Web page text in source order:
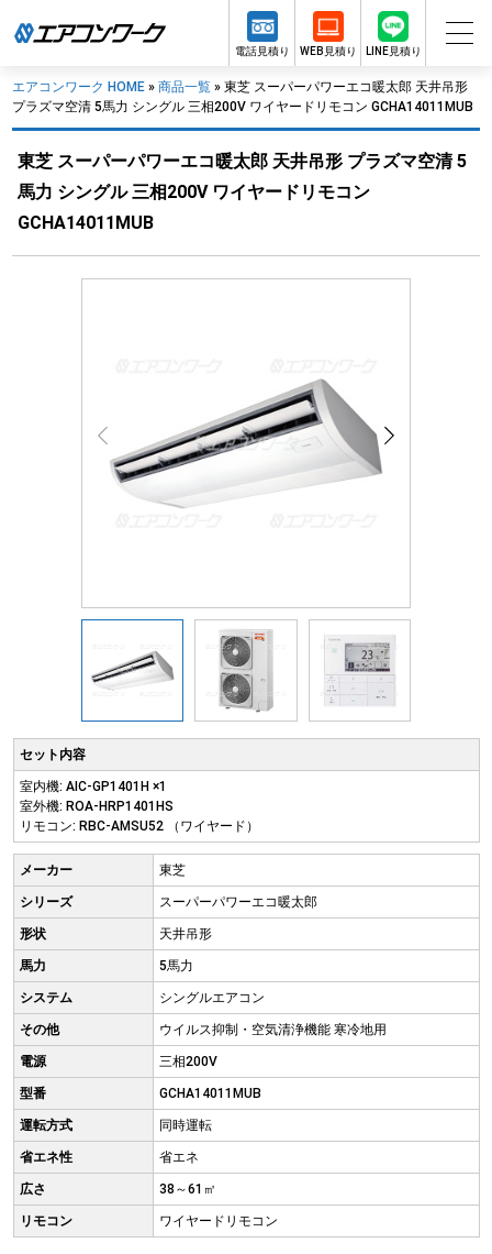
電話見積り WEB見積り LINE見積り
エアコンワーク HOME » 商品一覧 » 東芝 スーパーパワーエコ暖太郎 天井吊形
プラズマ空清 5馬力 シングル 三相200V ワイヤードリモコン GCHA14011MUB
東芝 スーパーパワーエコ暖太郎 天井吊形 プラズマ空清 5
馬力 シングル 三相200V ワイヤードリモコン
GCHA14011MUB
セット内容
室内機: AIC-GP1401H ×1
室外機: ROA-HRP1401HS
リモコン: RBC-AMSU52 （ワイヤード）
メーカー 東芝
シリーズ スーパーパワーエコ暖太郎
形状 天井吊形
馬力 5馬力
システム シングルエアコン
その他 ウイルス抑制・空気清浄機能 寒冷地用
電源 三相200V
型番 GCHA14011MUB
運転方式 同時運転
省エネ性 省エネ
広さ 38～61㎡
リモコン ワイヤードリモコン